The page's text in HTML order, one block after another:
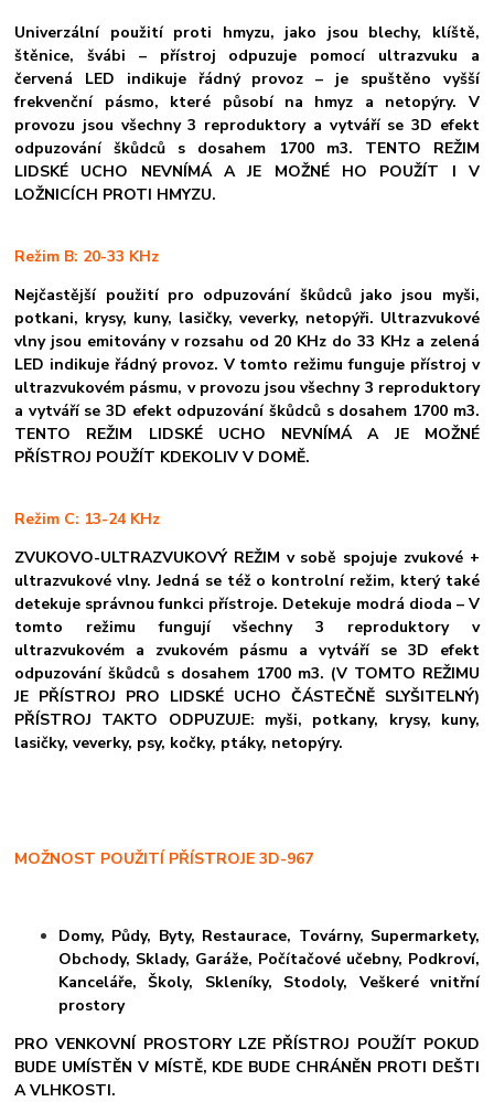
Univerzální použití proti hmyzu, jako jsou blechy, klíště,
štěnice, švábi – přístroj odpuzuje pomocí ultrazvuku a
červená LED indikuje řádný provoz – je spuštěno vyšší
frekvenční pásmo, které působí na hmyz a netopýry. V
provozu jsou všechny 3 reproduktory a vytváří se 3D efekt
odpuzování škůdců s dosahem 1700 m3. TENTO REŽIM
LIDSKÉ UCHO NEVNÍMÁ A JE MOŽNÉ HO POUŽÍT I V
LOŽNICÍCH PROTI HMYZU.
Režim B: 20-33 KHz
Nejčastější použití pro odpuzování škůdců jako jsou myši,
potkani, krysy, kuny, lasičky, veverky, netopýři. Ultrazvukové
vlny jsou emitovány v rozsahu od 20 KHz do 33 KHz a zelená
LED indikuje řádný provoz. V tomto režimu funguje přístroj v
ultrazvukovém pásmu, v provozu jsou všechny 3 reproduktory
a vytváří se 3D efekt odpuzování škůdců s dosahem 1700 m3.
TENTO REŽIM LIDSKÉ UCHO NEVNÍMÁ A JE MOŽNÉ
PŘÍSTROJ POUŽÍT KDEKOLIV V DOMĚ.
Režim C: 13-24 KHz
ZVUKOVO-ULTRAZVUKOVÝ REŽIM v sobě spojuje zvukové +
ultrazvukové vlny. Jedná se též o kontrolní režim, který také
detekuje správnou funkci přístroje. Detekuje modrá dioda – V
tomto režimu fungují všechny 3 reproduktory v
ultrazvukovém a zvukovém pásmu a vytváří se 3D efekt
odpuzování škůdců s dosahem 1700 m3. (V TOMTO REŽIMU
JE PŘÍSTROJ PRO LIDSKÉ UCHO ČÁSTEČNĚ SLYŠITELNÝ)
PŘÍSTROJ TAKTO ODPUZUJE: myši, potkany, krysy, kuny,
lasičky, veverky, psy, kočky, ptáky, netopýry.
MOŽNOST POUŽITÍ PŘÍSTROJE 3D-967
Domy, Půdy, Byty, Restaurace, Továrny, Supermarkety,
Obchody, Sklady, Garáže, Počítačové učebny, Podkroví,
Kanceláře,Školy, Skleníky, Stodoly, Veškeré vnitřní
prostory
PRO VENKOVNÍ PROSTORY LZE PŘÍSTROJ POUŽÍT POKUD
BUDE UMÍSTĚN V MÍSTĚ, KDE BUDE CHRÁNĚN PROTI DEŠTI
A VLHKOSTI.